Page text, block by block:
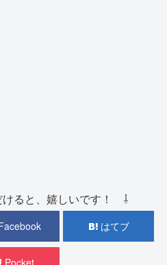
ると、嬉しいです！ ⇩
はてブ